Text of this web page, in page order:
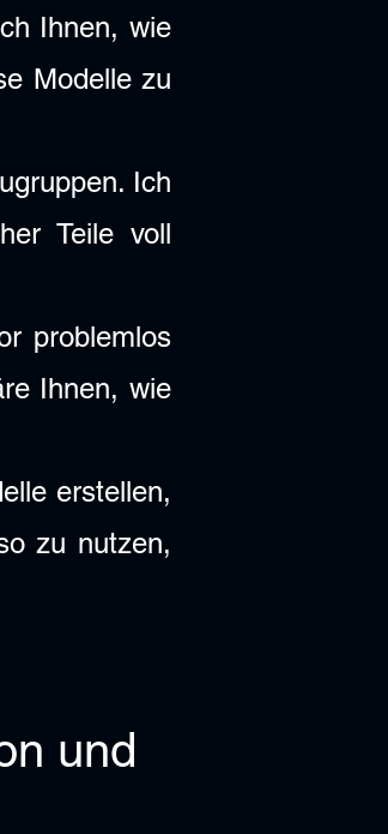
Ihnen, wie
Modelle zu
Ich
Teile voll
problemlos
Ihnen, wie
erstellen,
zu nutzen,
und